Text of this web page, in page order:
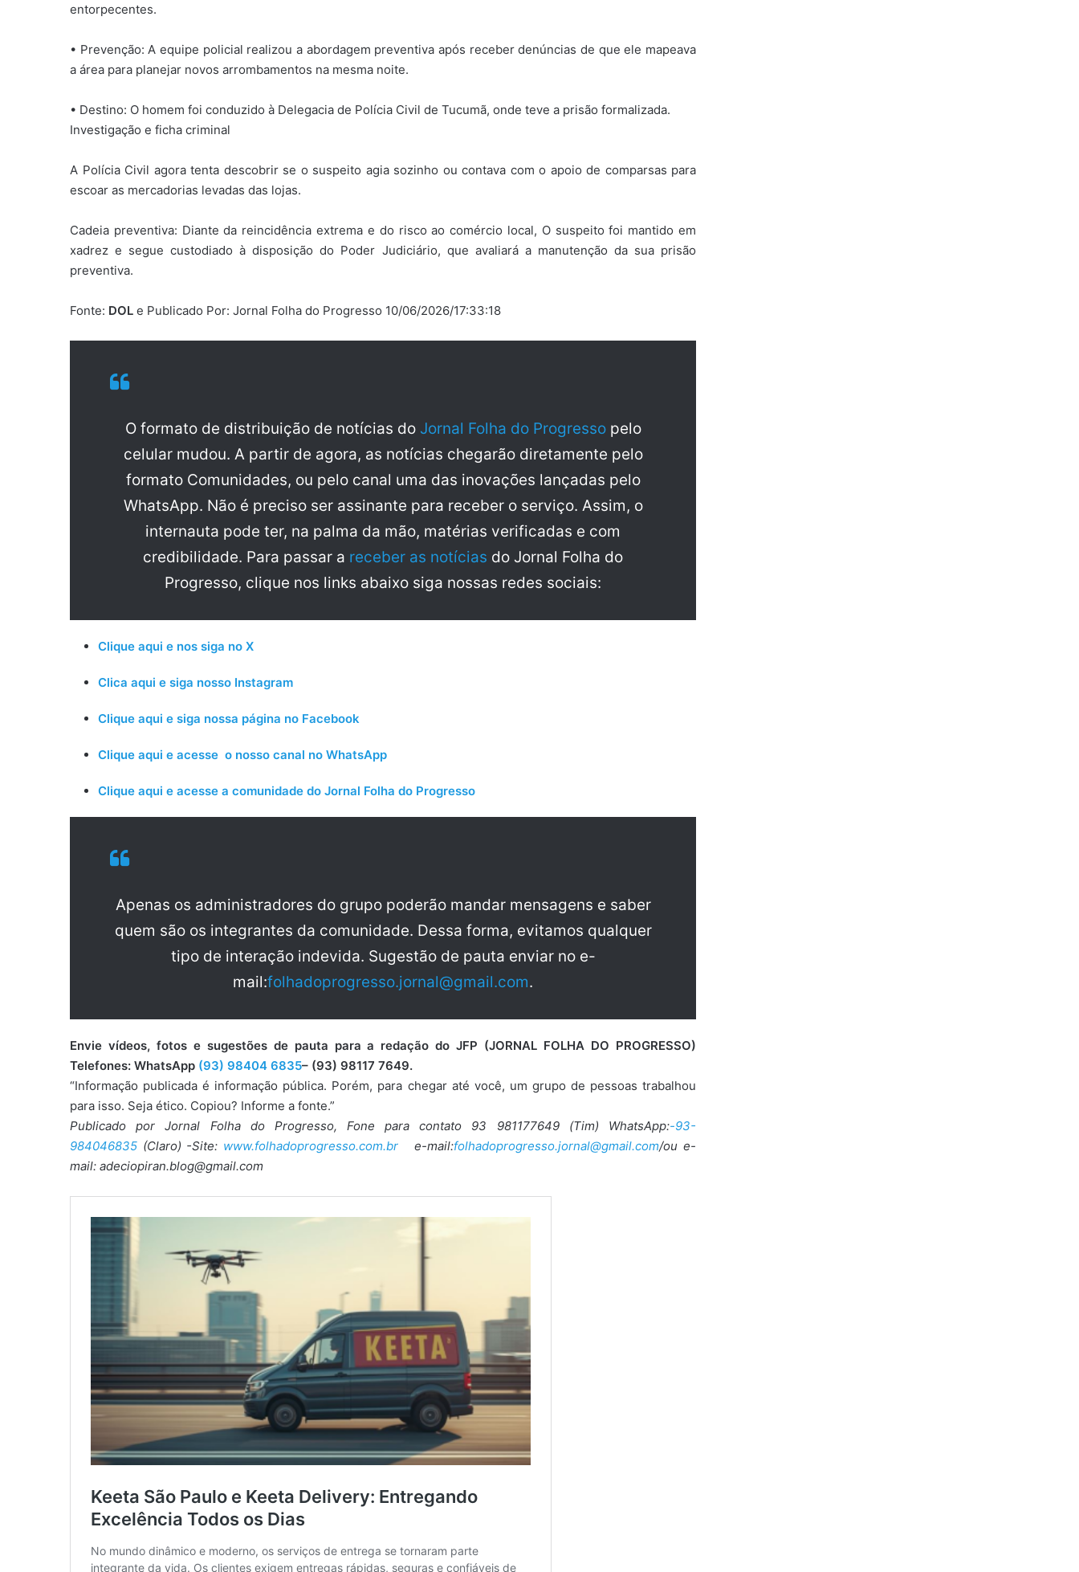
entorpecentes.
• Prevenção: A equipe policial realizou a abordagem preventiva após receber denúncias de que ele mapeava
a área para planejar novos arrombamentos na mesma noite.
• Destino: O homem foi conduzido à Delegacia de Polícia Civil de Tucumã, onde teve a prisão formalizada.
Investigação e ficha criminal
A Polícia Civil agora tenta descobrir se o suspeito agia sozinho ou contava com o apoio de comparsas para
escoar as mercadorias levadas das lojas.
Cadeia preventiva: Diante da reincidência extrema e do risco ao comércio local, O suspeito foi mantido em
xadrez e segue custodiado à disposição do Poder Judiciário, que avaliará a manutenção da sua prisão
preventiva.
Fonte: DOL e Publicado Por: Jornal Folha do Progresso 10/06/2026/17:33:18
O formato de distribuição de notícias do Jornal Folha do Progresso pelo
celular mudou. A partir de agora, as notícias chegarão diretamente pelo
formato Comunidades, ou pelo canal uma das inovações lançadas pelo
WhatsApp. Não é preciso ser assinante para receber o serviço. Assim, o
internauta pode ter, na palma da mão, matérias verificadas e com
credibilidade. Para passar a receber as notícias do Jornal Folha do
Progresso, clique nos links abaixo siga nossas redes sociais:
Clique aqui e nos siga no X
Clica aqui e siga nosso Instagram
Clique aqui e siga nossa página no Facebook
Clique aqui e acesse o nosso canal no WhatsApp
Clique aqui e acesse a comunidade do Jornal Folha do Progresso
Apenas os administradores do grupo poderão mandar mensagens e saber
quem são os integrantes da comunidade. Dessa forma, evitamos qualquer
tipo de interação indevida. Sugestão de pauta enviar no e-
mail:folhadoprogresso.jornal@gmail.com.
Envie vídeos, fotos e sugestões de pauta para a redação do JFP (JORNAL FOLHA DO PROGRESSO)
Telefones: WhatsApp (93) 98404 6835– (93) 98117 7649.
“Informação publicada é informação pública. Porém, para chegar até você, um grupo de pessoas trabalhou
para isso. Seja ético. Copiou? Informe a fonte.”
Publicado por Jornal Folha do Progresso, Fone para contato 93 981177649 (Tim) WhatsApp:-93-
984046835 (Claro) -Site: www.folhadoprogresso.com.br e-mail:folhadoprogresso.jornal@gmail.com/ou e-
mail: adeciopiran.blog@gmail.com